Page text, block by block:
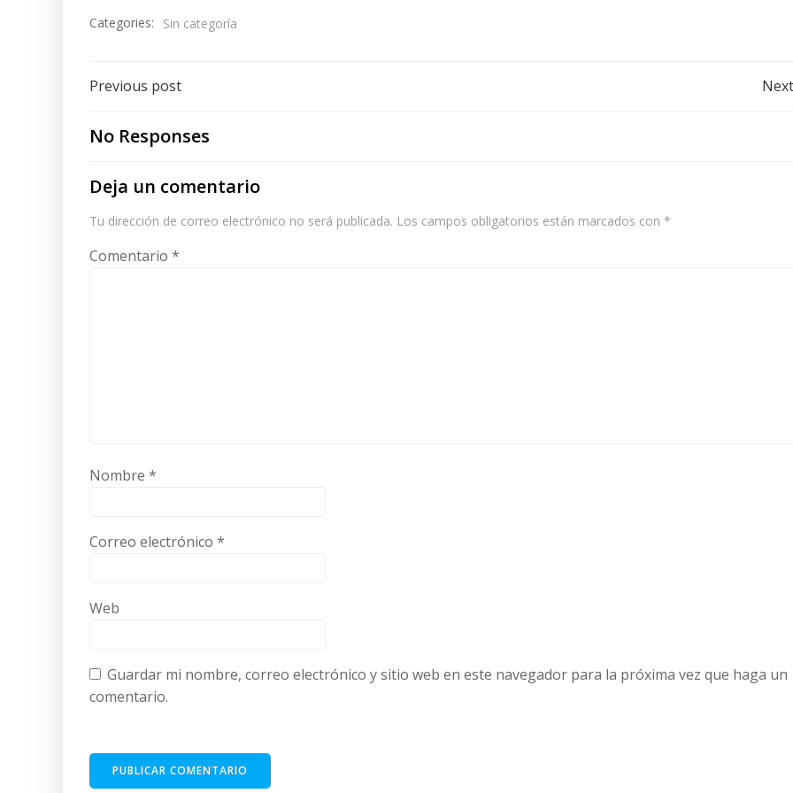
Categories: Sin categoría
Post
navigation
Previous post
No Responses
Deja un comentario
Tu dirección de correo electrónico no será publicada. Los campos obligatorios están marcados con *
Comentario *
Nombre *
Correo electrónico *
Web
Guardar mi nombre, correo electrónico y sitio web en este navegador para la próxima vez que haga un
comentario.